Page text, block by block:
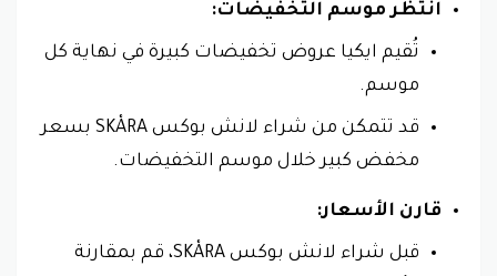
انتظر موسم التخفيضات:
تُقيم ايكيا عروض تخفيضات كبيرة في نهاية كل
موسم.
قد تتمكن من شراء لانش بوكس SKÅRA بسعر
مخفض كبير خلال موسم التخفيضات.
قارن الأسعار:
قبل شراء لانش بوكس SKÅRA، قم بمقارنة